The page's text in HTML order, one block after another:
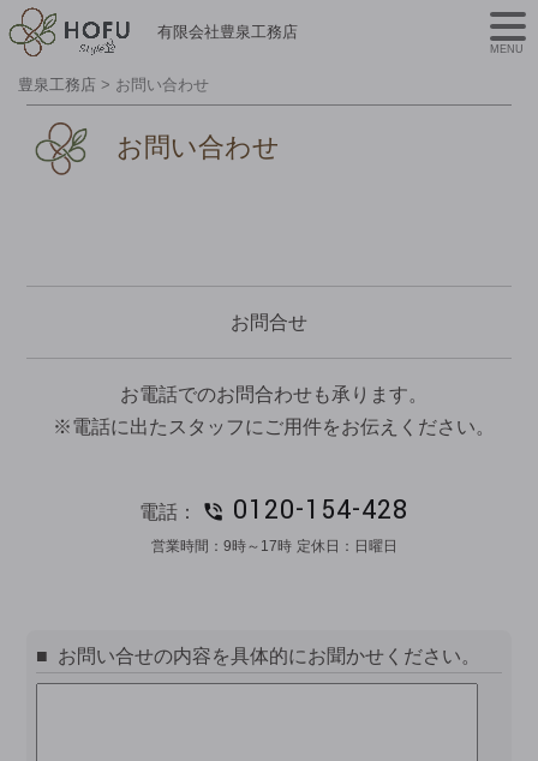
有限会社豊泉工務店
豊泉工務店 > お問い合わせ
お問い合わせ
お問合せ
お電話でのお問合わせも承ります。
※電話に出たスタッフにご用件をお伝えください。
電話： 0120-154-428
営業時間： 9時～17時 定休日： 日曜日
お問い合せの内容を具体的にお聞かせください。
MENU